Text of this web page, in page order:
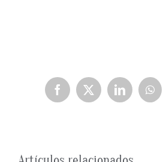
Facebook
X LinkedIn